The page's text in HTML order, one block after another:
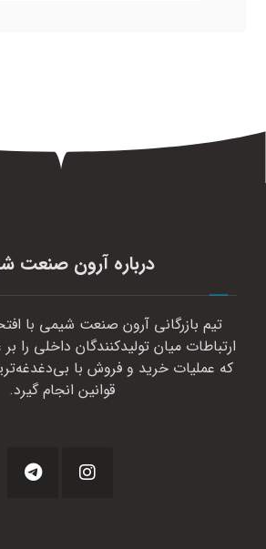
درباره آرون صنعت
تیم بازرگانی آرون صنعت شیمی با
ارتباطات میان تولیدکنندگان داخلی را
که عملیات خرید و فروش با
قوانین انجام گیرد.